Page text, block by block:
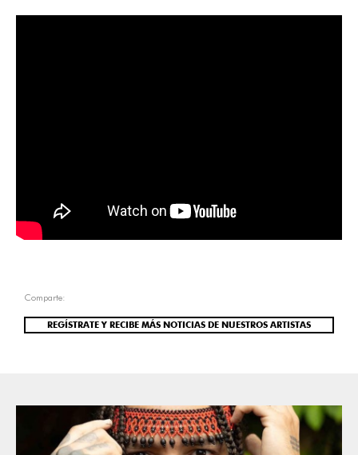
Comparte:
REGÍSTRATE Y RECIBE MÁS NOTICIAS DE NUESTROS ARTISTAS